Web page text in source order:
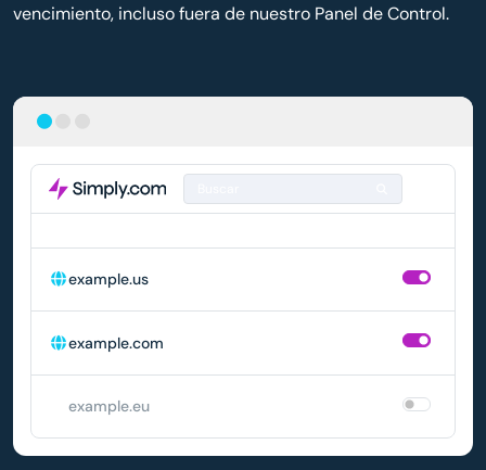
example.us
example.com
example.eu
vencimiento, incluso fuera de nuestro Panel de Control.